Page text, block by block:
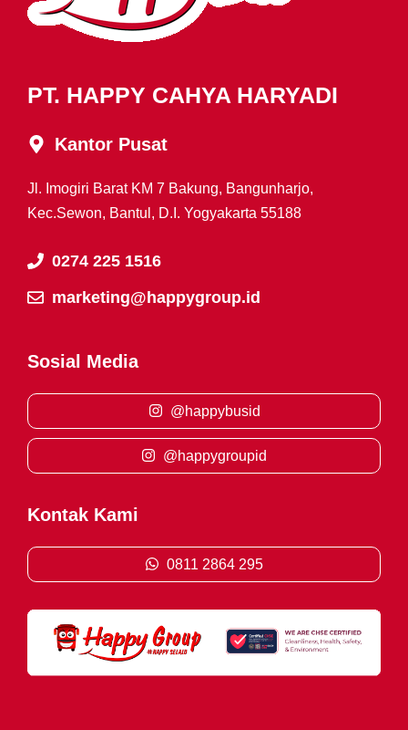
PT. HAPPY CAHYA HARYADI
Kantor Pusat
Jl. Imogiri Barat KM 7 Bakung, Bangunharjo,
Kec.Sewon, Bantul, D.I. Yogyakarta 55188
0274 225 1516
marketing@happygroup.id
Sosial Media
@happybusid
@happygroupid
Kontak Kami
0811 2864 295